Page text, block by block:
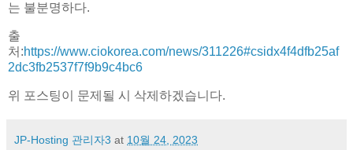
는 불분명하다.
출
처:https://www.ciokorea.com/news/311226#csidx4f4dfb25af
2dc3fb2537f7f9b9c4bc6
위 포스팅이 문제될 시 삭제하겠습니다.
JP-Hosting 관리자3 at 10월 24, 2023